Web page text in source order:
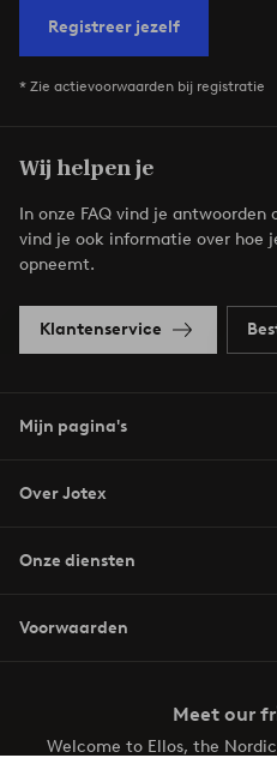
Registreer jezelf
* Zie actievoorwaarden bij registratie
Wij helpen je
In onze FAQ vind je
vind je ook informatie over hoe
opneemt.
Klantenservice
Mijn pagina's
Over Jotex
Onze diensten
Voorwaarden
Meet our
Welcome to Ellos, the